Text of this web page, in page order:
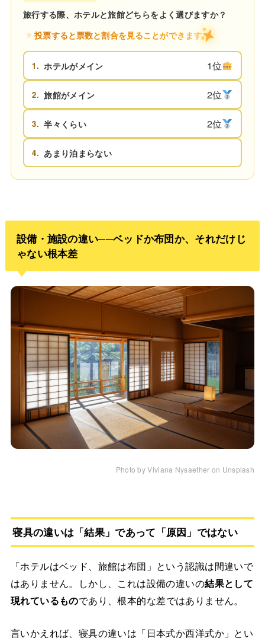
旅行する際、ホテルと旅館どちらをよく選びますか？
投票すると票数と割合を見ることができます
1. ホテルがメイン 1位
2. 旅館がメイン 2位
3. 半々くらい 2位
4. あまり泊まらない
設備・施設の違い──ベッドか布団か、それだけじ
ゃない根本差
Photo by Viviana Nysaether on Unsplash
寝具の違いは「結果」であって「原因」ではない
「ホテルはベッド、旅館は布団」という認識は間違いで
はありません。しかし、これは設備の違いの結果として
現れているものであり、根本的な差ではありません。
言いかえれば、寝具の違いは「日本式か西洋式か」とい